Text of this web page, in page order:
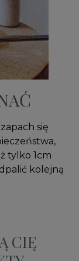
się
tylko 1cm
kolejną
CIĘ